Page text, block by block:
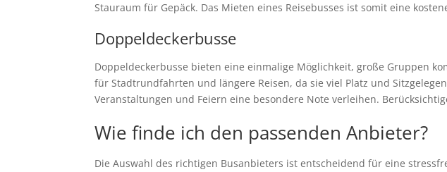
Stauraum für Gepäck. Das Mieten eines Reisebusses ist somit eine
Doppeldeckerbusse
Doppeldeckerbusse bieten eine einmalige Möglichkeit, große Gruppen
für Stadtrundfahrten und längere Reisen, da sie viel Platz und
Veranstaltungen und Feiern eine besondere Note verleihen.
Wie finde ich den passenden Anbieter?
Die Auswahl des richtigen Busanbieters ist entscheidend für eine